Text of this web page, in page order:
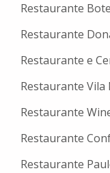
Restaurante
Restaurante
Restaurante e
Restaurante Vila
Restaurante
Restaurante
Restaurante